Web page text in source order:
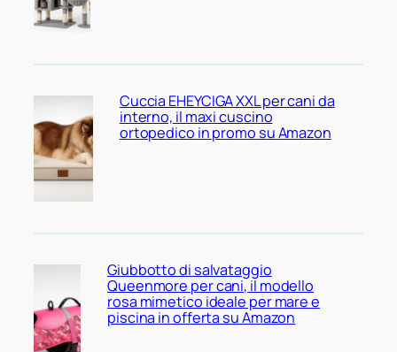
Cuccia EHEYCIGA XXL per cani da
interno, il maxi cuscino
ortopedico in promo su Amazon
Giubbotto di salvataggio
Queenmore per cani, il modello
rosa mimetico ideale per mare e
piscina in offerta su Amazon